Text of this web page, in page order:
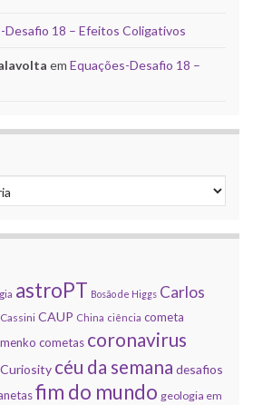
Desafio 18 – Efeitos Coligativos
em Equações-Desafio 18 –
astroPT Bosão de Higgs Carlos
Cassini CAUP China ciência cometa
cometas coronavirus
Curiosity céu da semana desafios
fim do mundo geologia em